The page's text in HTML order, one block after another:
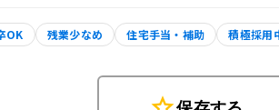
OK 残業少なめ 住宅手当・補助 積極採用